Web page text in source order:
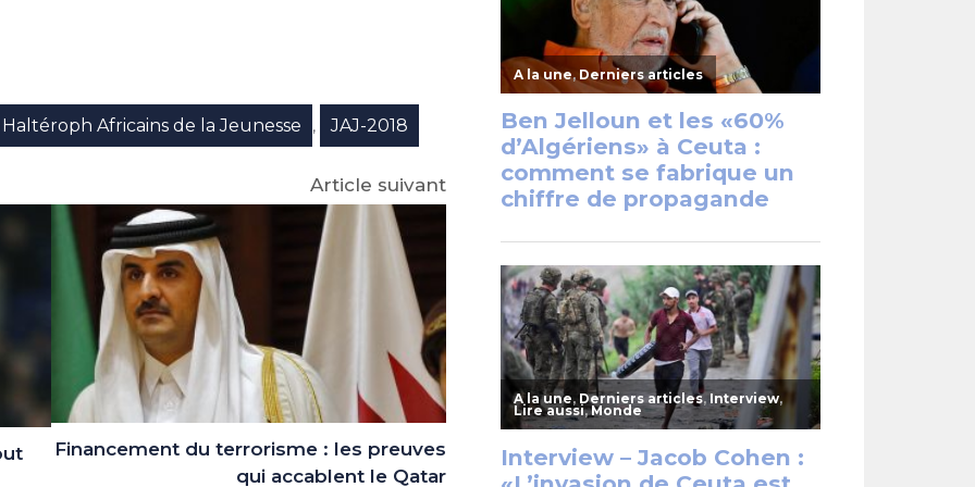
Haltéroph Africains de la Jeunesse , JAJ-2018
Article suivant
Financement du terrorisme : les preuves
qui accablent le Qatar